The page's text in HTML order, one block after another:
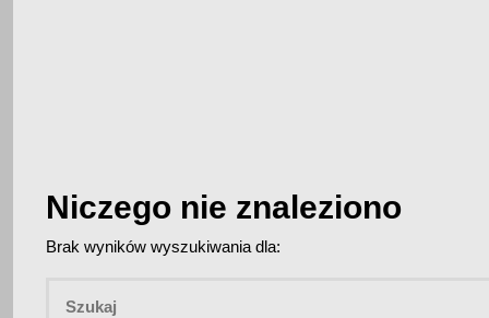
Niczego nie znaleziono
Brak wyników wyszukiwania dla: